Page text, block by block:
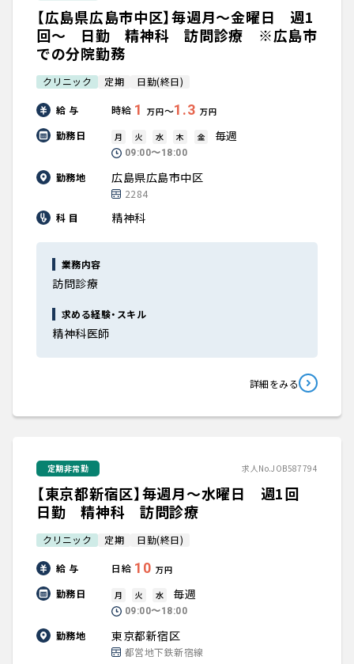
【広島県広島市中区】毎週月～金曜日 週1
回～ 日勤 精神科 訪問診療 ※広島市
での分院勤務
クリニック 定期 日勤(終日)
給 与 時給 1 万円〜1.3 万円
勤務日 月 火 水 木 金 毎週
09:00〜18:00
勤務地 広島県広島市中区
2284
科 目
精神科
業務内容
訪問診療
求める経験・スキル
精神科医師
詳細をみる
定期非常勤 求人No.JOB587794
【東京都新宿区】毎週月～水曜日 週1回
日勤 精神科 訪問診療
クリニック 定期 日勤(終日)
給 与 日給 10 万円
勤務日 月 火 水 毎週
09:00〜18:00
勤務地 東京都新宿区
都営地下鉄新宿線